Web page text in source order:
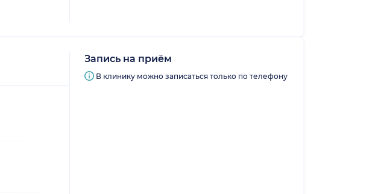
Запись на приём
В клинику можно записаться только по телефону